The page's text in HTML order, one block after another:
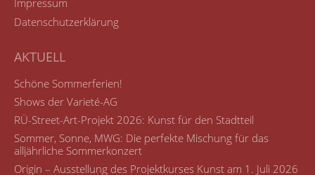
Impressum
Datenschutzerklärung
AKTUELL
Schöne Sommerferien!
Shows der Varieté-AG
RÜ-Street-Art-Projekt 2026: Kunst für den Stadtteil
Sommer, Sonne, MWG: Die perfekte Mischung für das
alljährliche Sommerkonzert
Origin – Ausstellung des Projektkurses Kunst am 1. Juli 2026